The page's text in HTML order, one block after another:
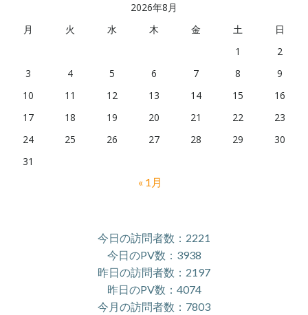
2026年8月
月
火 水 木 金 土
日
1
2
3
4 5 6 7 8
9
10
11 12 13 14 15
16
17
18 19 20 21 22
23
24
25 26 27 28 29
30
31
« 1月
今日の訪問者数：2221
今日のPV数：3938
昨日の訪問者数：2197
昨日のPV数：4074
今月の訪問者数：7803